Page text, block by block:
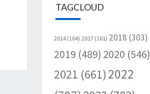
TAGCLOUD
2014(164) 2017(161) 2018 (303)
2019 (489) 2020 (546)
2021 (661) 2022